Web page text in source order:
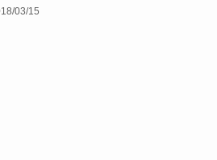
03/15